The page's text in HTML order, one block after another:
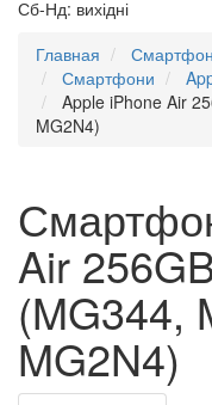
Сб-Нд: вихідні
Главная
Смартфони
Apple iPhone Air
MG2N4)
Air
(MG344,
MG2N4)